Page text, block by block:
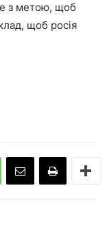
з метою, щоб
щоб росія